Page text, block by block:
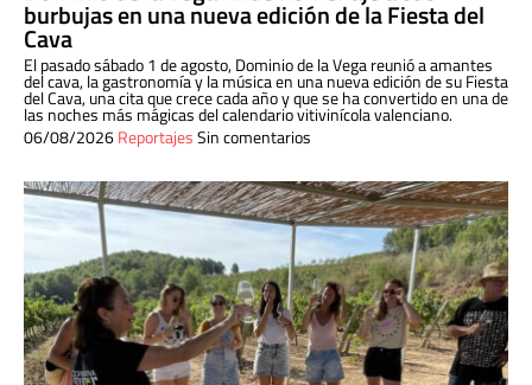
burbujas en una nueva edición de la Fiesta del
Cava
El pasado sábado 1 de agosto, Dominio de la Vega reunió a amantes
del cava, la gastronomía y la música en una nueva edición de su Fiesta
del Cava, una cita que crece cada año y que se ha convertido en una de
las noches más mágicas del calendario vitivinícola valenciano.
06/08/2026ReportajesSin comentarios